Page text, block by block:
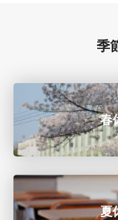
季
春
夏